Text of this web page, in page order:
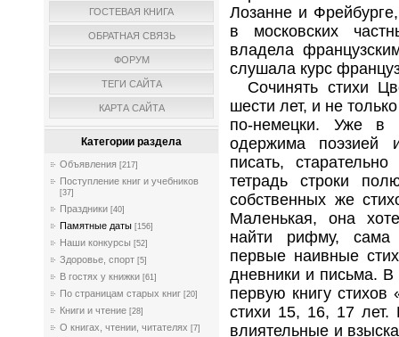
ГОСТЕВАЯ КНИГА
ОБРАТНАЯ СВЯЗЬ
ФОРУМ
ТЕГИ САЙТА
КАРТА САЙТА
Категории раздела
Объявления [217]
Поступление книг и учебников
[37]
Праздники [40]
Памятные даты [156]
Наши конкурсы [52]
Здоровье, спорт [5]
В гостях у книжки [61]
По страницам старых книг [20]
Книги и чтение [28]
О книгах, чтении, читателях [7]
Лозанне и
в московских
владела
слушала курс
Сочинять стихи
шести лет, и не
по-немецки. Уже
одержима поэзией
писать,
тетрадь строки
собственных же
Маленькая, она
найти pифму, сама
пеpвые наивные
дневники и письма. В
первую книгу
стихи 15, 16, 17 лет.
влиятельные и